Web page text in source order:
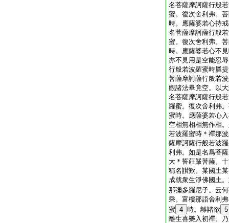
名菩薩摩訶薩行般
蜜。復次舍利弗。
時。應薩婆若心持
名菩薩摩訶薩行般
蜜。復次舍利弗。
時。應薩婆若心不
亦不見用是空能忍
行般若波羅蜜時羼
菩薩摩訶薩行般若
觀諸法畢竟空。以
名菩薩摩訶薩行般
羅蜜。復次舍利弗
蜜時。應薩婆若心
空相無相相無作相
若波羅蜜時＊禪那
薩摩訶薩行般若波
利弗。如是名爲菩
大＊誓莊嚴菩薩。
稱名讃歎。某國土
成就衆生淨佛國土
那彌多羅尼子。云
乘。富樓那語舍利
蜜 4 時。離諸欲 5
離生喜樂入初禪。